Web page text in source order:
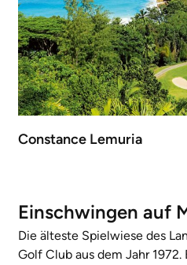
Constance Lemuria
Einschwingen auf
Die älteste Spielwiese des
Golf Club aus dem Jahr